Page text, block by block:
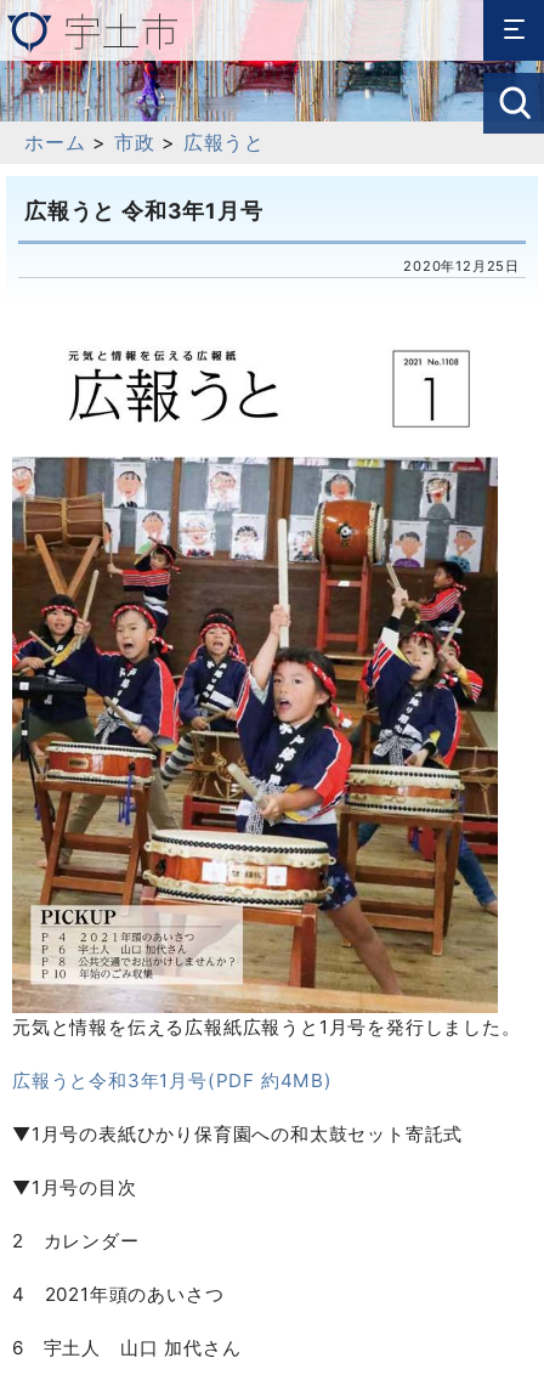
ホーム > 市政 > 広報うと
広報うと 令和3年1月号
2020年12月25日
元気と情報を伝える広報紙広報うと1月号を発行しました。
広報うと令和3年1月号(PDF 約4MB)
▼1月号の表紙ひかり保育園への和太鼓セット寄託式
▼1月号の目次
2 カレンダー
4 2021年頭のあいさつ
6 宇土人 山口 加代さん